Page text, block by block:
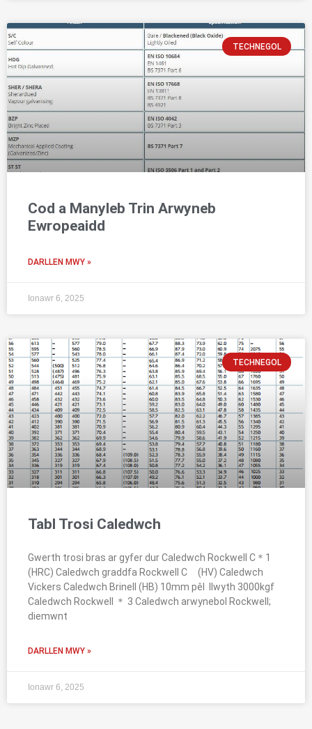
TECHNEGOL
Cod a Manyleb Trin Arwyneb
Ewropeaidd
DARLLEN MWY »
Ionawr 6, 2025
TECHNEGOL
Tabl Trosi Caledwch
Gwerth trosi bras ar gyfer dur Caledwch Rockwell C＊1
(HRC) Caledwch graddfa Rockwell C (HV) Caledwch
Vickers Caledwch Brinell (HB) 10mm pêl llwyth 3000kgf
Caledwch Rockwell ＊ 3 Caledwch arwynebol Rockwell;
diemwnt
DARLLEN MWY »
Ionawr 6, 2025